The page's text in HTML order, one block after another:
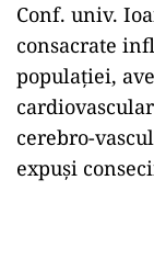
Conf. univ.
consacrate
populației,
cerebro-
expuși